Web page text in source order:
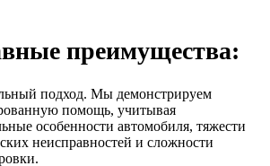
преимущества:
подход. Мы демонстрируем
помощь, учитывая
особенности автомобиля, тяжести
неисправностей и сложности